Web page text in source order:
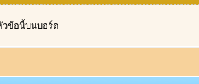
ข้อนี้บนบอร์ด